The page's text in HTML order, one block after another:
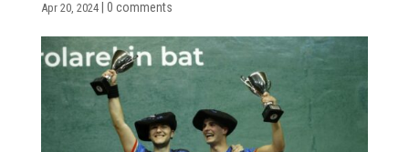
Apr 20, 2024| 0 comments